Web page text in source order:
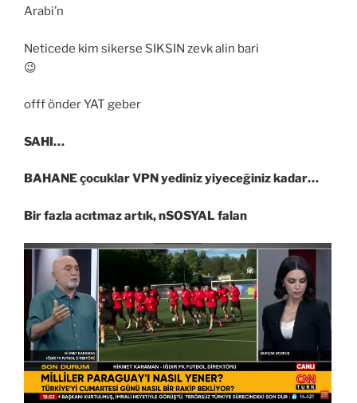
Arabi’n
Neticede kim sikerse SIKSIN zevk alin bari
😉
offf önder YAT geber
SAHI…
BAHANE çocuklar VPN yediniz yiyeceğiniz kadar…
Bir fazla acıtmaz artık, nSOSYAL falan